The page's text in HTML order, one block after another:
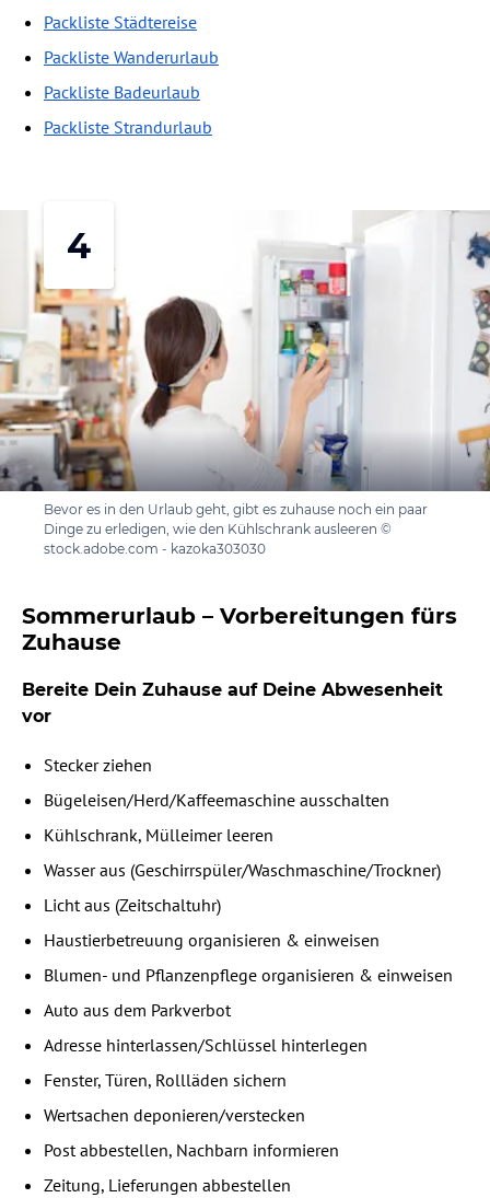
Packliste Städtereise
Packliste Wanderurlaub
Packliste Badeurlaub
Packliste Strandurlaub
4
Bevor es in den Urlaub geht, gibt es zuhause noch ein paar
Dinge zu erledigen, wie den Kühlschrank ausleeren ©
stock.adobe.com - kazoka303030
Sommerurlaub – Vorbereitungen fürs
Zuhause
Bereite Dein Zuhause auf Deine Abwesenheit
vor
Stecker ziehen
Bügeleisen/Herd/Kaffeemaschine ausschalten
Kühlschrank, Mülleimer leeren
Wasser aus (Geschirrspüler/Waschmaschine/Trockner)
Licht aus (Zeitschaltuhr)
Haustierbetreuung organisieren & einweisen
Blumen- und Pflanzenpflege organisieren & einweisen
Auto aus dem Parkverbot
Adresse hinterlassen/Schlüssel hinterlegen
Fenster, Türen, Rollläden sichern
Wertsachen deponieren/verstecken
Post abbestellen, Nachbarn informieren
Zeitung, Lieferungen abbestellen